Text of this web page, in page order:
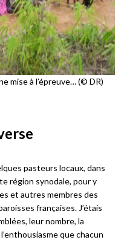
mise à l’épreuve… (© DR)
pasteurs locaux, dans
région synodale, pour y
et autres membres des
françaises. J’étais
leur nombre, la
que chacun